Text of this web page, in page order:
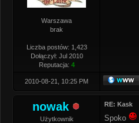
Warszawa
brak
Liczba postów: 1,423
Dołączył: Jul 2010
Reputacja: 4
2010-08-21, 10:25 PM
nowak
Użytkownik
RE: Kask
Spoko